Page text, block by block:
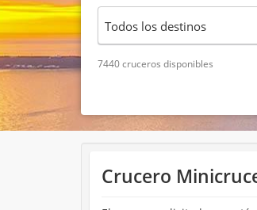
7440 cruceros disponibles
Crucero